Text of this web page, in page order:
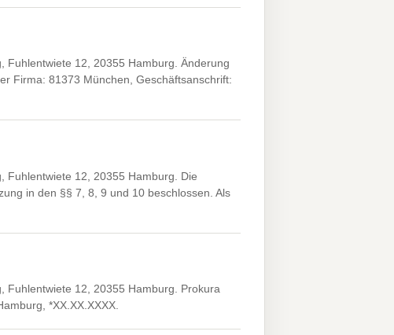
Fuhlentwiete 12, 20355 Hamburg. Änderung
Firma: 81373 München, Geschäftsanschrift:
Fuhlentwiete 12, 20355 Hamburg. Die
in den §§ 7, 8, 9 und 10 beschlossen. Als
Fuhlentwiete 12, 20355 Hamburg. Prokura
*XX.XX.XXXX.